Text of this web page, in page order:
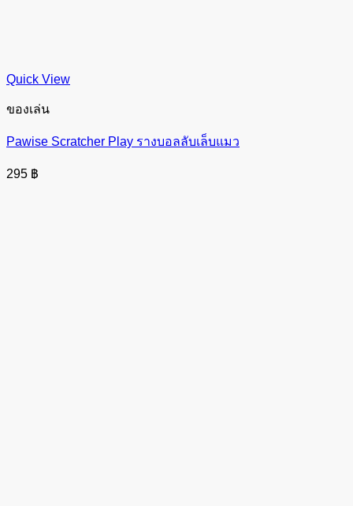
Quick View
ของเล่น
Pawise Scratcher Play รางบอลลับเล็บแมว
295 ฿